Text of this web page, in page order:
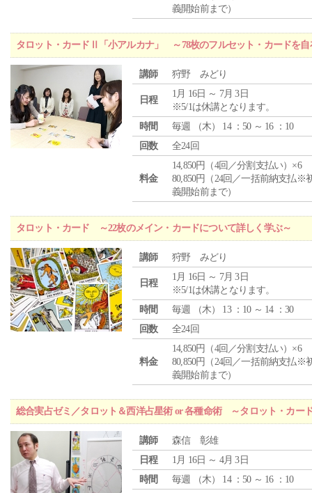
義開始前まで）
タロット・カードⅡ「小アルカナ」 ～78枚のフルセット・カードを自
講師 狩野 みどり
日程
1月 16日 ～ 7月 3日
※5/1は休講となります。
時間
毎週 （木） 14 ：50 ～ 16 ：10
回数
全24回
料金
14,850円（4回／分割支払い）×6
80,850円（24回／一括前納支払※
義開始前まで）
タロット・カード ～22枚のメイン・カードについて詳しく学ぶ～
講師 狩野 みどり
日程
1月 16日 ～ 7月 3日
※5/1は休講となります。
時間
毎週 （木） 13 ：10 ～ 14 ：30
回数
全24回
料金
14,850円（4回／分割支払い）×6
80,850円（24回／一括前納支払※
義開始前まで）
総合実占ゼミ／タロット＆西洋占星術 or 各種命術 ～タロット・カー
講師
森信 彰雄
日程
1月 16日 ～ 4月 3日
時間
毎週 （木） 14 ：50 ～ 16 ：10